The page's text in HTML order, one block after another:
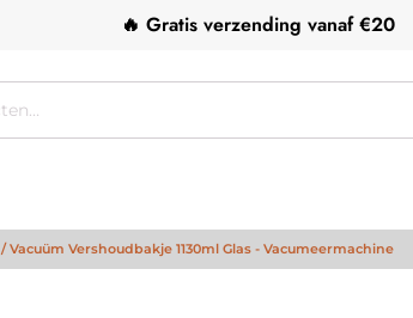
🔥 Gratis verzending vanaf €20
/ Vacuüm Vershoudbakje 1130ml Glas - Vacumeermachine